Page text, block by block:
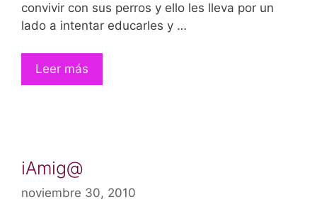
convivir con sus perros y ello les lleva por un
lado a intentar educarles y …
Leer más
iAmig@
noviembre 30, 2010